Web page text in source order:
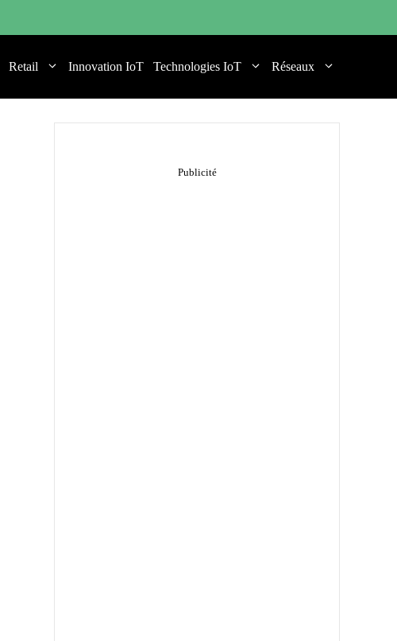
Retail Innovation IoT Technologies IoT Réseaux